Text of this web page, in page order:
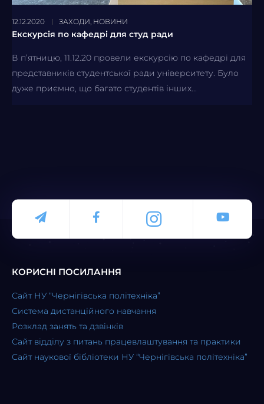
12.12.2020 ЗАХОДИ, НОВИНИ
Екскурсія по кафедрі для студ ради
В п’ятницю, 11.12.20 провели екскурсію по кафедрі для
представників студентської ради університету. Було
дуже приємно, що багато студентів інших...
КОРИСНІ ПОСИЛАННЯ
Сайт НУ “Чернігівська політехніка”
Система дистанційного навчання
Розклад занять та дзвінків
Сайт відділу з питань працевлаштування та практики
Сайт наукової бібліотеки НУ “Чернігівська політехніка”